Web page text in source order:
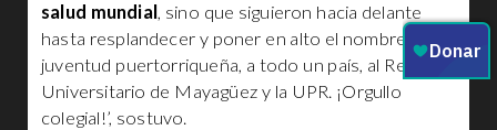
salud mundial, sino que siguieron hacia delante
hasta resplandecer y poner en alto el nombre la
juventud puertorriqueña, a todo un país, al Recinto
Universitario de Mayagüez y la UPR. ¡Orgullo
colegial!’, sostuvo.